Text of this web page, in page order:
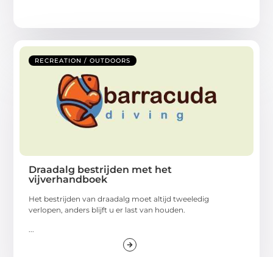
RECREATION / OUTDOORS
Draadalg bestrijden met het
vijverhandboek
Het bestrijden van draadalg moet altijd tweeledig
verlopen, anders blijft u er last van houden.
...